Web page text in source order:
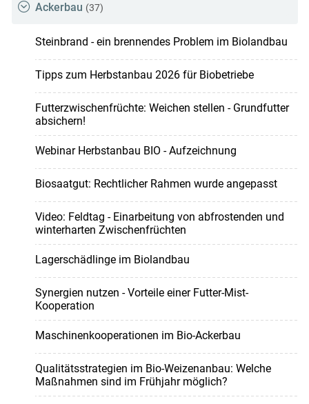
Ackerbau (37)
Steinbrand - ein brennendes Problem im Biolandbau
Tipps zum Herbstanbau 2026 für Biobetriebe
Futterzwischenfrüchte: Weichen stellen - Grundfutter
absichern!
Webinar Herbstanbau BIO - Aufzeichnung
Biosaatgut: Rechtlicher Rahmen wurde angepasst
Video: Feldtag - Einarbeitung von abfrostenden und
winterharten Zwischenfrüchten
Lagerschädlinge im Biolandbau
Synergien nutzen - Vorteile einer Futter-Mist-
Kooperation
Maschinenkooperationen im Bio-Ackerbau
Qualitätsstrategien im Bio-Weizenanbau: Welche
Maßnahmen sind im Frühjahr möglich?